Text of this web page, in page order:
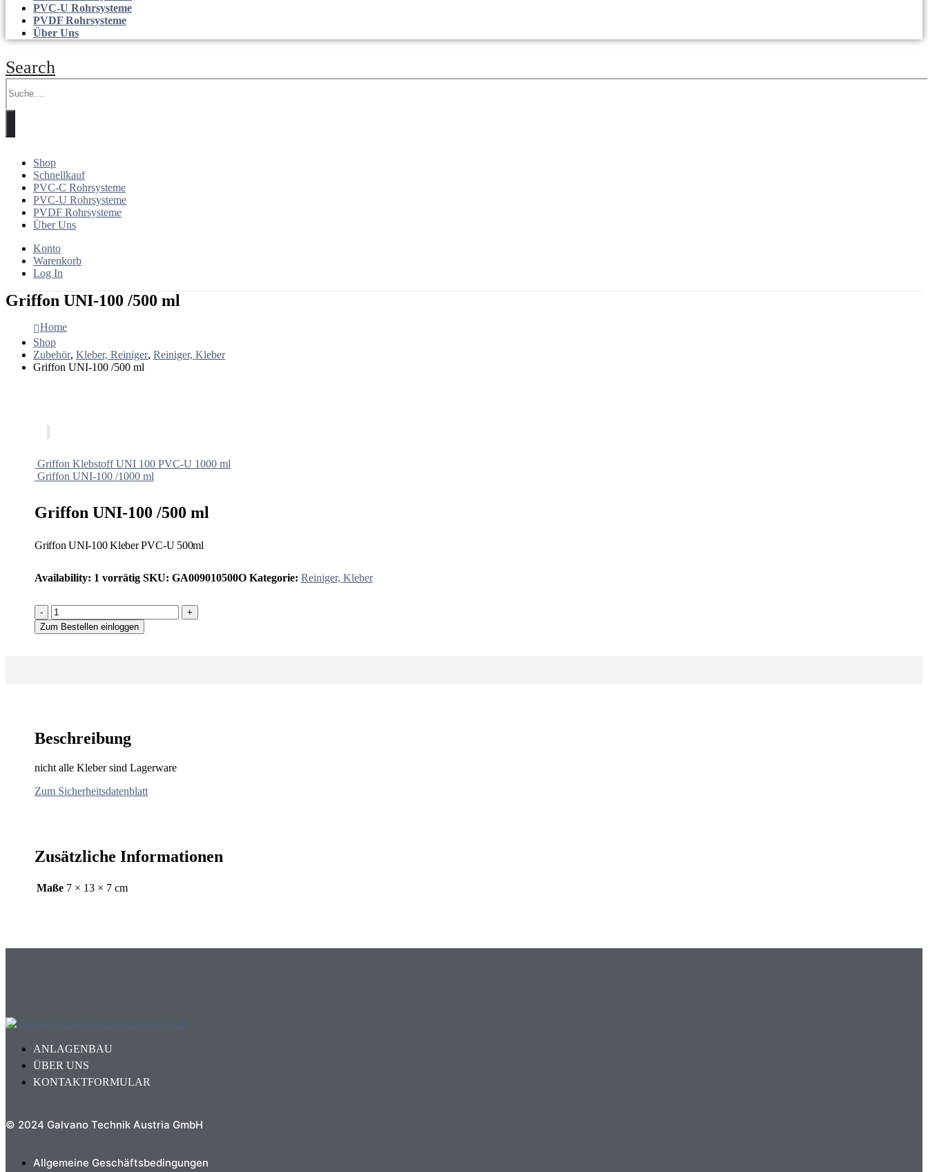
PVC-U Rohrsysteme
PVDF Rohrsysteme
Über Uns
Search
Shop
Schnellkauf
PVC-C Rohrsysteme
PVC-U Rohrsysteme
PVDF Rohrsysteme
Über Uns
Konto
Warenkorb
Log In
Griffon UNI-100 /500 ml
Home
Shop
Zubehör, Kleber, Reiniger, Reiniger, Kleber
Griffon UNI-100 /500 ml
Griffon Klebstoff UNI 100 PVC-U 1000 ml
Griffon UNI-100 /1000 ml
Griffon UNI-100 /500 ml
Griffon UNI-100 Kleber PVC-U 500ml
Availability: 1 vorrätig SKU: GA009010500O Kategorie: Reiniger, Kleber
-
+
Zum Bestellen einloggen
Beschreibung
nicht alle Kleber sind Lagerware
Zum Sicherheitsdatenblatt
Zusätzliche Informationen
Maße 7 × 13 × 7 cm
ANLAGENBAU
ÜBER UNS
KONTAKTFORMULAR
© 2024 Galvano Technik Austria GmbH
Allgemeine Geschäftsbedingungen